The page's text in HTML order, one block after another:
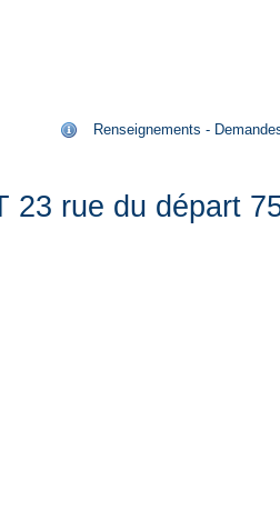
Renseignements -
23 rue du départ